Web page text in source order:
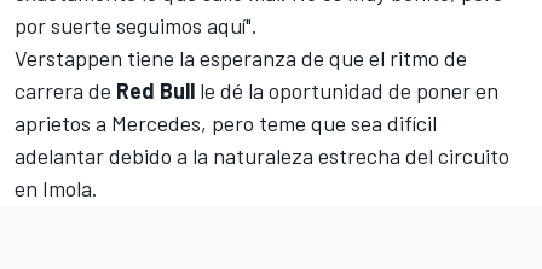
por suerte seguimos aquí".
Verstappen tiene la esperanza de que el ritmo de
carrera de Red Bull le dé la oportunidad de poner en
aprietos a Mercedes, pero teme que sea difícil
adelantar debido a la naturaleza estrecha del circuito
en Imola.